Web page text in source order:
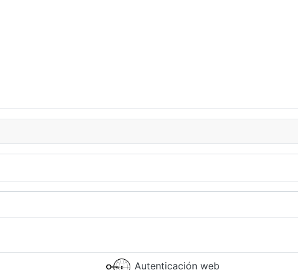
Autenticación web